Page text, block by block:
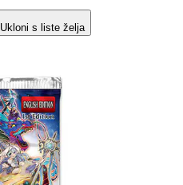
Ukloni s liste želja